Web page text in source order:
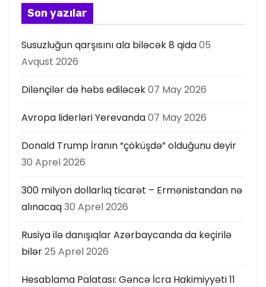
s
ı
Son yazılar
Susuzluğun qarşısını ala biləcək 8 qida05
Avqust 2026
Dilənçilər də həbs ediləcək07 May 2026
Avropa liderləri Yerevanda07 May 2026
Donald Trump İranın “çöküşdə” olduğunu deyir
30 Aprel 2026
300 milyon dollarlıq ticarət – Ermənistandan nə
alınacaq30 Aprel 2026
Rusiya ilə danışıqlar Azərbaycanda da keçirilə
bilər25 Aprel 2026
Hesablama Palatası: Gəncə İcra Hakimiyyəti 11